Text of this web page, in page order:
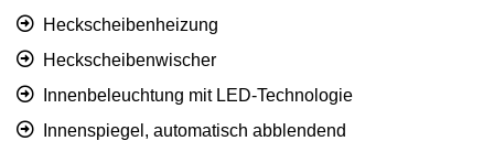
Heckscheibenheizung
Heckscheibenwischer
Innenbeleuchtung mit LED-Technologie
Innenspiegel, automatisch abblendend